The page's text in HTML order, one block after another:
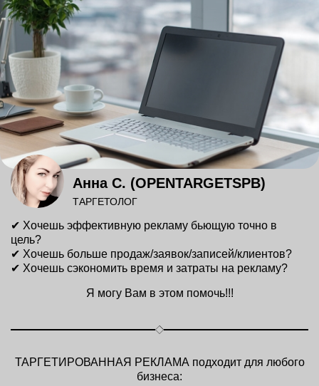
Анна С. (OPENTARGETSPB)
ТАРГЕТОЛОГ
✔ Хочешь эффективную рекламу бьющую точно в
цель?
✔ Хочешь больше продаж/заявок/записей/клиентов?
✔ Хочешь сэкономить время и затраты на рекламу?
Я могу Вам в этом помочь!!!
ТАРГЕТИРОВАННАЯ РЕКЛАМА подходит для любого
бизнеса: